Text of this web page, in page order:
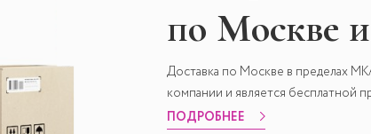
по Москве
Доставка по Москве в пределах
компании и является бесплатной
ПОДРОБНЕЕ